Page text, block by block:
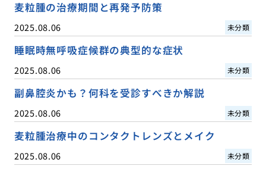
麦粒腫の治療期間と再発予防策
2025.08.06 未分類
睡眠時無呼吸症候群の典型的な症状
2025.08.06 未分類
副鼻腔炎かも？何科を受診すべきか解説
2025.08.06 未分類
麦粒腫治療中のコンタクトレンズとメイク
2025.08.06 未分類